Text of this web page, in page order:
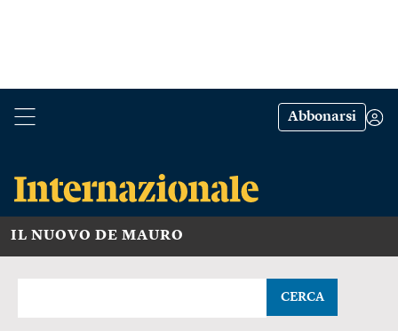
Abbonarsi
IL NUOVO DE MAURO
CERCA